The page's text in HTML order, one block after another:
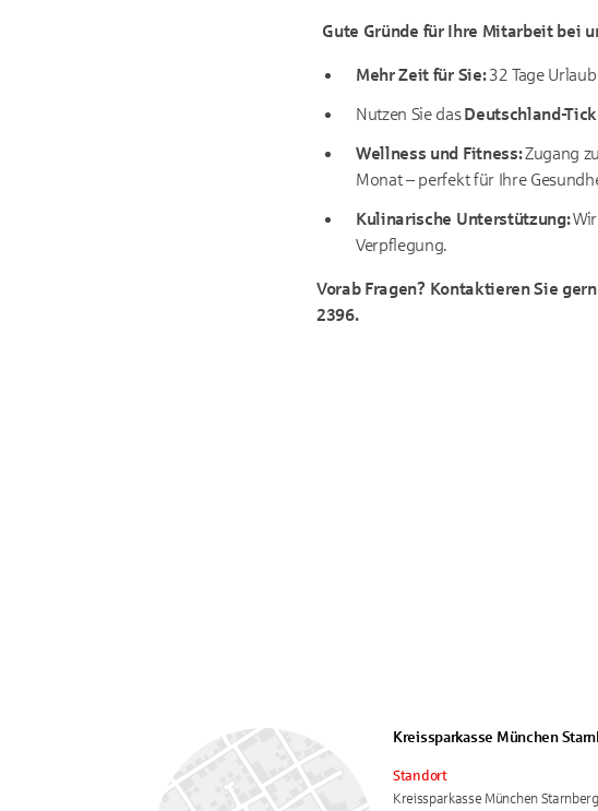
Gute Gründe für Ihre Mitarbeit bei
Mehr Zeit für Sie:32 Tage
Nutzen Sie dasDeutschland-
Wellness und Fitness:Zugang
Monat – perfekt für Ihre
Kulinarische Unterstützung:Wir
Verpflegung.
Vorab Fragen? Kontaktieren Sie
2396.
Kreissparkasse München
Standort
Kreissparkasse München